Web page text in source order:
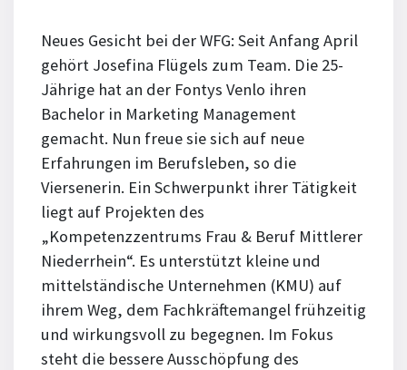
Neues Gesicht bei der WFG: Seit Anfang April
gehört Josefina Flügels zum Team. Die 25-
Jährige hat an der Fontys Venlo ihren
Bachelor in Marketing Management
gemacht. Nun freue sie sich auf neue
Erfahrungen im Berufsleben, so die
Viersenerin. Ein Schwerpunkt ihrer Tätigkeit
liegt auf Projekten des
„Kompetenzzentrums Frau & Beruf Mittlerer
Niederrhein“. Es unterstützt kleine und
mittelständische Unternehmen (KMU) auf
ihrem Weg, dem Fachkräftemangel frühzeitig
und wirkungsvoll zu begegnen. Im Fokus
steht die bessere Ausschöpfung des